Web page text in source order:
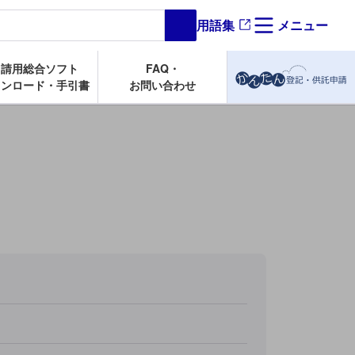
検索する
用語集 メニュー
用総合ソフト
ロード・手引書
FAQ・
お問い合わせ